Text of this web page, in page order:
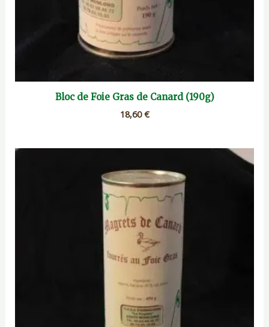
Bloc de Foie Gras de Canard (190g)
18,60€